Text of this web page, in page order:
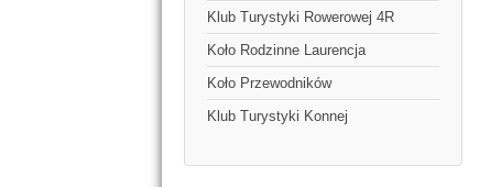
Klub Turystyki Rowerowej 4R
Koło Rodzinne Laurencja
Koło Przewodników
Klub Turystyki Konnej